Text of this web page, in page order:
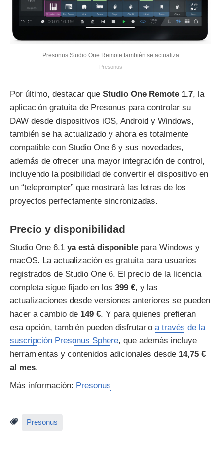
Presonus Studio One Remote también se actualiza
Presonus
Por último, destacar que Studio One Remote 1.7, la
aplicación gratuita de Presonus para controlar su
DAW desde dispositivos iOS, Android y Windows,
también se ha actualizado y ahora es totalmente
compatible con Studio One 6 y sus novedades,
además de ofrecer una mayor integración de control,
incluyendo la posibilidad de convertir el dispositivo en
un “teleprompter” que mostrará las letras de los
proyectos perfectamente sincronizadas.
Precio y disponibilidad
Studio One 6.1 ya está disponible para Windows y
macOS. La actualización es gratuita para usuarios
registrados de Studio One 6. El precio de la licencia
completa sigue fijado en los 399 €, y las
actualizaciones desde versiones anteriores se pueden
hacer a cambio de 149 €. Y para quienes prefieran
esa opción, también pueden disfrutarlo a través de la
suscripción Presonus Sphere, que además incluye
herramientas y contenidos adicionales desde 14,75 €
al mes.
Más información: Presonus
Presonus